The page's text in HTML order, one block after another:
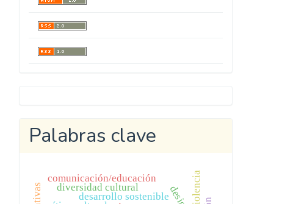
Palabras clave
desarrollo sostenible
diversidad cultural
comunicación/educación violencia